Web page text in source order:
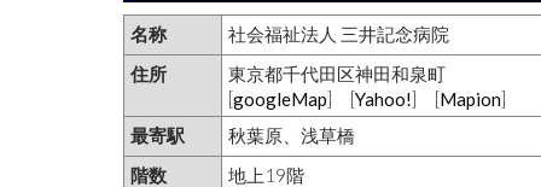
名称
社会福祉法人 三井記念病院
住所
東京都千代田区神田和泉町
[googleMap] [Yahoo!] [Mapion]
最寄駅
秋葉原、浅草橋
階数
地上19階